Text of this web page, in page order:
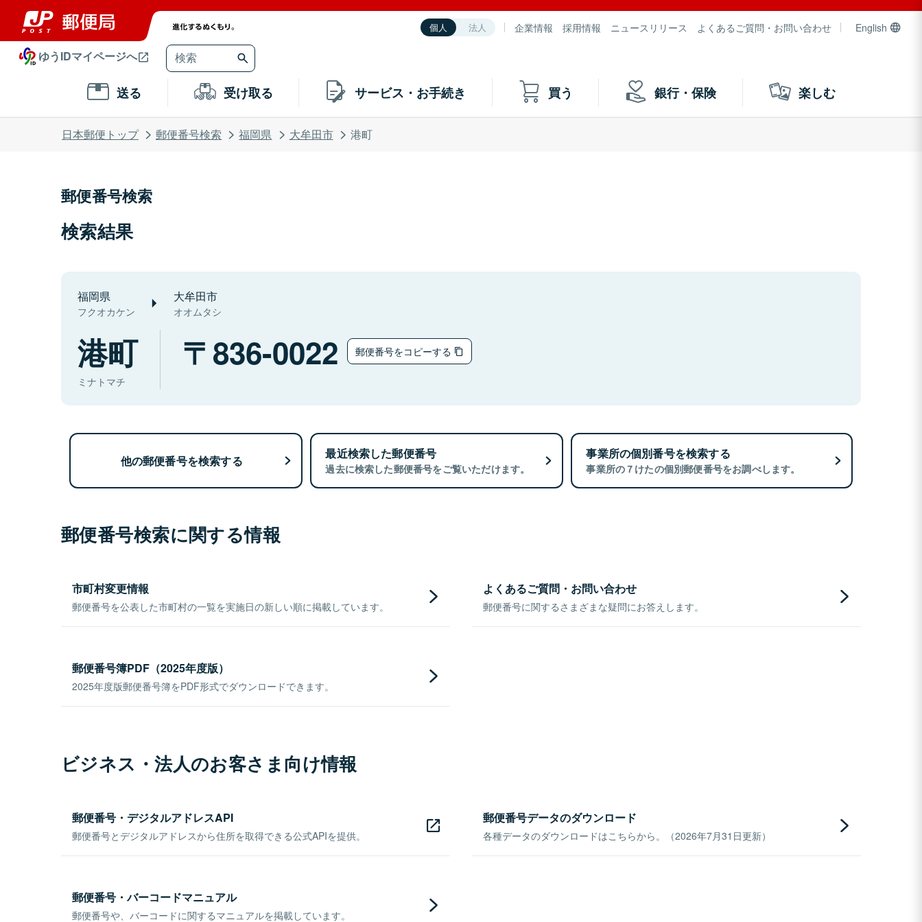
個人 法人 企業情報 採用情報 ニュースリリース よくあるご質問・お問い合わせ English
ゆうIDマイページへ
送る 受け取る サービス・お手続き 買う 銀行・保険 楽しむ
日本郵便トップ 郵便番号検索 福岡県 大牟田市 港町
郵便番号検索
検索結果
福岡県
フクオカケン
大牟田市
オオムタシ
港町
ミナトマチ
836-0022 郵便番号をコピーする
他の郵便番号を検索する 最近検索した郵便番号
過去に検索した郵便番号をご覧いただけます。
事業所の個別番号を検索する
事業所の７けたの個別郵便番号をお調べします。
郵便番号検索に関する情報
市町村変更情報
郵便番号を公表した市町村の一覧を実施日の新しい順に掲載しています。
よくあるご質問・お問い合わせ
郵便番号に関するさまざまな疑問にお答えします。
郵便番号簿PDF（2025年度版）
2025年度版郵便番号簿をPDF形式でダウンロードできます。
ビジネス・法人のお客さま向け情報
郵便番号・デジタルアドレスAPI
郵便番号とデジタルアドレスから住所を取得できる公式APIを提供。
郵便番号データのダウンロード
各種データのダウンロードはこちらから。（2026年7月31日更新）
郵便番号・バーコードマニュアル
郵便番号や、バーコードに関するマニュアルを掲載しています。